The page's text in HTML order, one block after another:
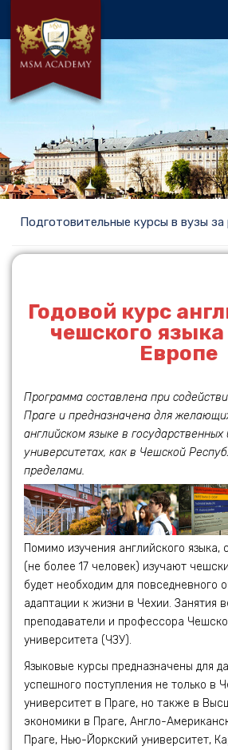
О НАС
ЧЕХИЯ
ПРОГРАММЫ В ПРАГЕ
ОТЗЫВЫ
ГАЛЕРЕЯ
Подготовительные курсы в вузы
Годовой курс
чешского языка
Европе
Программа составлена при
Праге и предназначена для
английском языке в государственных
университетах, как в Чешской
пределами.
Помимо изучения английского языка,
(не более 17 человек) изучают
будет необходим для повседневного
адаптации к жизни в Чехии. Занятия
преподаватели и профессора
университета (ЧЗУ).
Языковые курсы предназначены для
успешного поступления не только в
университет в Праге, но также в
экономики в Праге, Англо-
Праге, Нью-Йоркский университет,